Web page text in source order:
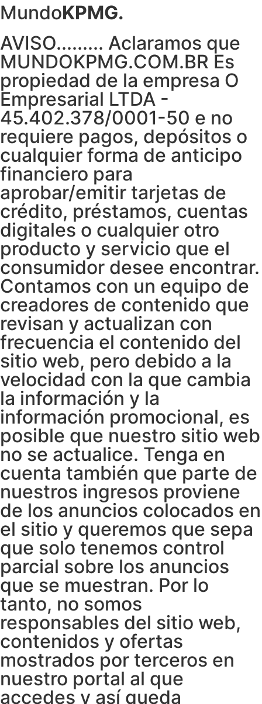
MundoKPMG.
AVISO......... Aclaramos que
MUNDOKPMG.COM.BR Es
propiedad de la empresa O
Empresarial LTDA -
45.402.378/0001-50 e no
requiere pagos, depósitos o
cualquier forma de anticipo
financiero para
aprobar/emitir tarjetas de
crédito, préstamos, cuentas
digitales o cualquier otro
producto y servicio que el
consumidor desee encontrar.
Contamos con un equipo de
creadores de contenido que
revisan y actualizan con
frecuencia el contenido del
sitio web, pero debido a la
velocidad con la que cambia
la información y la
información promocional, es
posible que nuestro sitio web
no se actualice. Tenga en
cuenta también que parte de
nuestros ingresos proviene
de los anuncios colocados en
el sitio y queremos que sepa
que solo tenemos control
parcial sobre los anuncios
que se muestran. Por lo
tanto, no somos
responsables del sitio web,
contenidos y ofertas
mostrados por terceros en
nuestro portal al que
accedes y así queda